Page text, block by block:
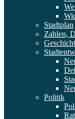
Stadtplan
Zahlen,
Politik